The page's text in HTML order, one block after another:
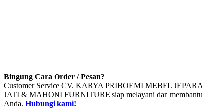
Bingung Cara Order / Pesan?
Customer Service CV. KARYA PRIBOEMI MEBEL JEPARA
JATI & MAHONI FURNITURE siap melayani dan membantu
Anda. Hubungi kami!